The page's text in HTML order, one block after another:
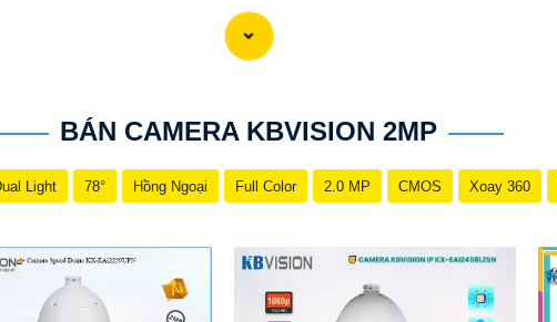
BÁN CAMERA KBVISION 2MP
Light 78° Hồng Ngoại Full Color 2.0 MP CMOS Xoay 360